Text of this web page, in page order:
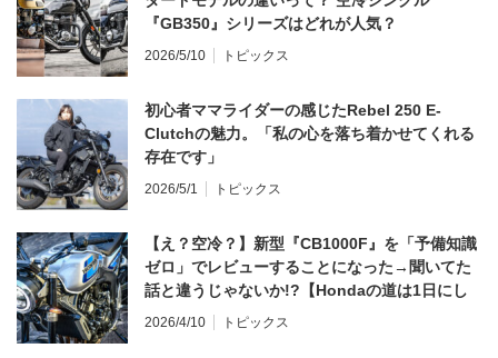
『GB350』シリーズはどれが人気？
2026/5/10 トピックス
初心者ママライダーの感じたRebel 250 E-
Clutchの魅力。「私の心を落ち着かせてくれる
存在です」
2026/5/1 トピックス
【え？空冷？】新型『CB1000F』を「予備知識
ゼロ」でレビューすることになった→聞いてた
話と違うじゃないか!?【Hondaの道は1日にし
てならず／CB1000F ①第一印象 編】
2026/4/10 トピックス